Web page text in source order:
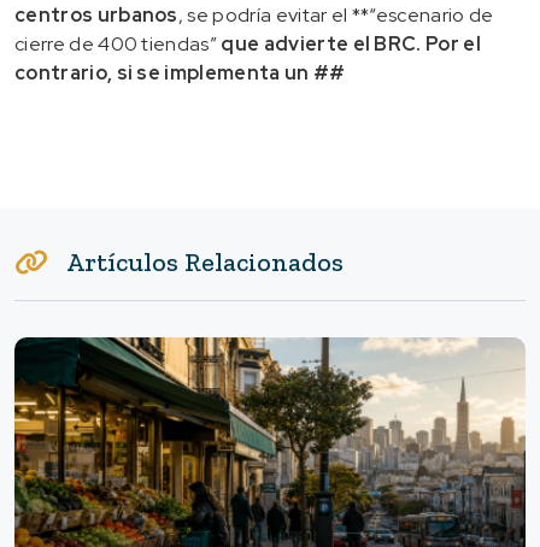
centros urbanos, se podría evitar el **“escenario de
cierre de 400 tiendas”que advierte el BRC. Por el
contrario, si se implementa un ##
Artículos Relacionados